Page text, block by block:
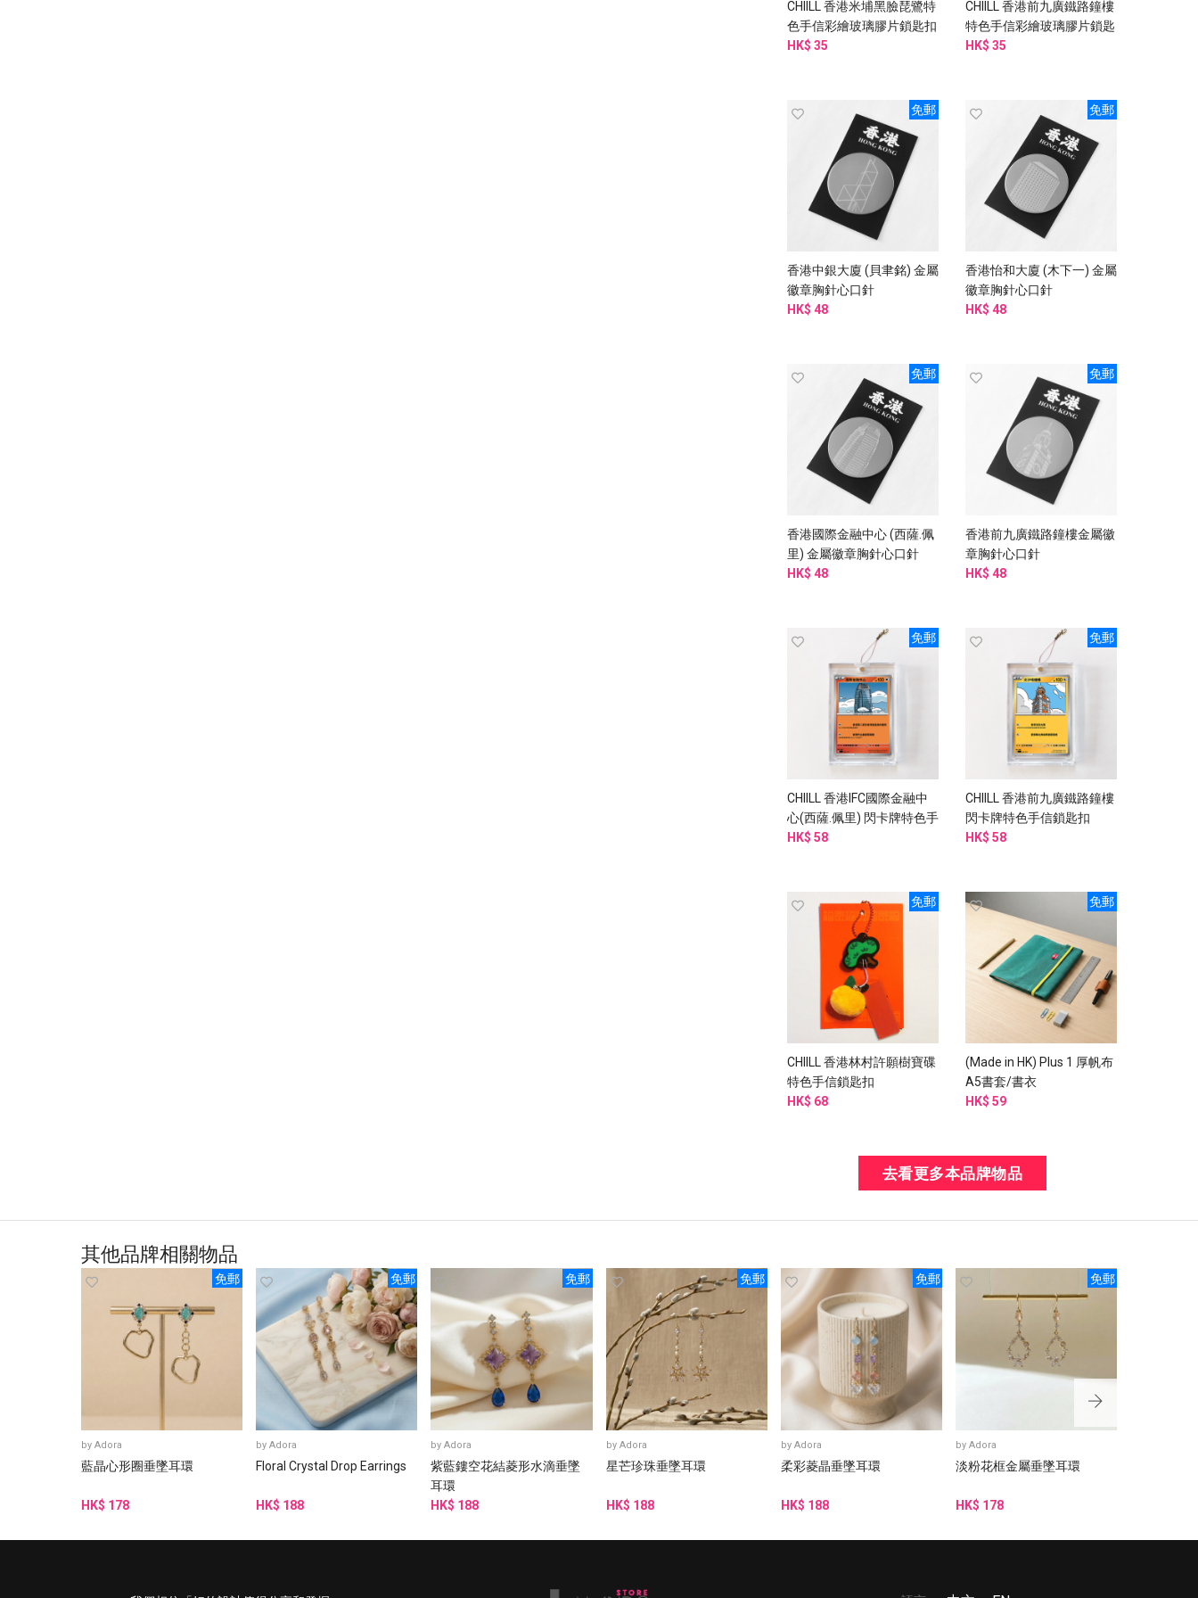
CHIILL 香港米埔黑臉琵鷺特
色手信彩繪玻璃膠片鎖匙扣
HK$ 35
CHIILL 香港前九廣鐵路鐘樓
特色手信彩繪玻璃膠片鎖匙
扣
HK$ 35
免郵
香港中銀大廈 (貝聿銘) 金屬
徽章胸針心口針
HK$ 48
免郵
香港怡和大廈 (木下一) 金屬
徽章胸針心口針
HK$ 48
免郵
香港國際金融中心 (西薩.佩
里) 金屬徽章胸針心口針
HK$ 48
免郵
香港前九廣鐵路鐘樓金屬徽
章胸針心口針
HK$ 48
免郵
CHIILL 香港IFC國際金融中
心(西薩.佩里) 閃卡牌特色手
信鎖匙扣
HK$ 58
免郵
CHIILL 香港前九廣鐵路鐘樓
閃卡牌特色手信鎖匙扣
HK$ 58
免郵
CHIILL 香港林村許願樹寶碟
特色手信鎖匙扣
HK$ 68
免郵
(Made in HK) Plus 1 厚帆布
A5書套/書衣
HK$ 59
去看更多本品牌物品
其他品牌相關物品
免郵
by Adora
藍晶心形圈垂墜耳環
HK$ 178
免郵
byAdora
Floral Crystal Drop Earrings
HK$ 188
免郵
byAdora
紫藍鏤空花結菱形水滴垂墜
耳環
HK$ 188
免郵
by Adora
星芒珍珠垂墜耳環
HK$ 188
免郵
byAdora
柔彩菱晶垂墜耳環
HK$ 188
免郵
byAdora
淡粉花框金屬垂墜耳環
HK$ 178